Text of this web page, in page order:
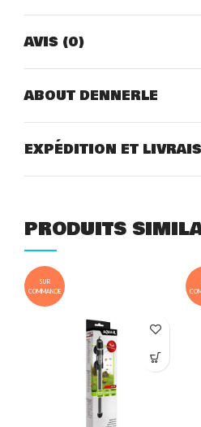
AVIS (0)
ABOUT DENNERLE
EXPÉDITION ET
PRODUITS
SUR
COMMANDE